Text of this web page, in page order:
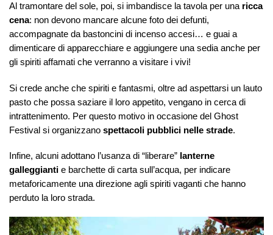
Al tramontare del sole, poi, si imbandisce la tavola per una ricca
cena: non devono mancare alcune foto dei defunti,
accompagnate da bastoncini di incenso accesi… e guai a
dimenticare di apparecchiare e aggiungere una sedia anche per
gli spiriti affamati che verranno a visitare i vivi!
Si crede anche che spiriti e fantasmi, oltre ad aspettarsi un lauto
pasto che possa saziare il loro appetito, vengano in cerca di
intrattenimento. Per questo motivo in occasione del Ghost
Festival si organizzano spettacoli pubblici nelle strade.
Infine, alcuni adottano l’usanza di “liberare” lanterne
galleggianti e barchette di carta sull’acqua, per indicare
metaforicamente una direzione agli spiriti vaganti che hanno
perduto la loro strada.